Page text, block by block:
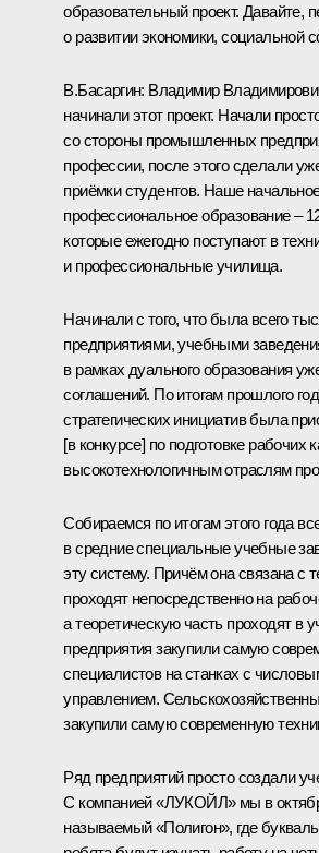
образовательный проект. Давайте,
о развитии экономики, социальной
В.Басаргин: Владимир
начинали этот проект. Начали
со стороны промышленных
профессии, после этого сделали
приёмки студентов. Наше
профессиональное образование –
которые ежегодно поступают в
и профессиональные училища.
Начинали с того, что была всего
предприятиями, учебными
в рамках дуального образования
соглашений. По итогам прошлого
стратегических инициатив была
[в конкурсе] по подготовке рабочих
высокотехнологичным отраслям
Собираемся по итогам этого года
в средние специальные учебные
эту систему. Причём она связана с
проходят непосредственно на
а теоретическую часть проходят в
предприятия закупили самую
специалистов на станках с
управлением.
закупили самую современную
Ряд предприятий просто создали
С компанией «ЛУКОЙЛ» мы в
называемый «Полигон», где